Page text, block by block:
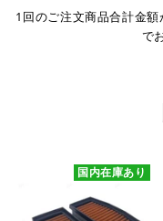
1回のご注文商品合計金
で
国内在庫あり